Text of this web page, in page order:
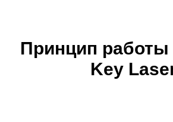
Принцип работы
Key